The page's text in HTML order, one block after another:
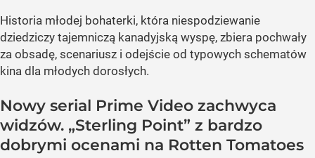
Historia młodej bohaterki, która niespodziewanie
dziedziczy tajemniczą kanadyjską wyspę, zbiera pochwały
za obsadę, scenariusz i odejście od typowych schematów
kina dla młodych dorosłych.
Nowy serial Prime Video zachwyca
widzów. „Sterling Point” z bardzo
dobrymi ocenami na Rotten Tomatoes